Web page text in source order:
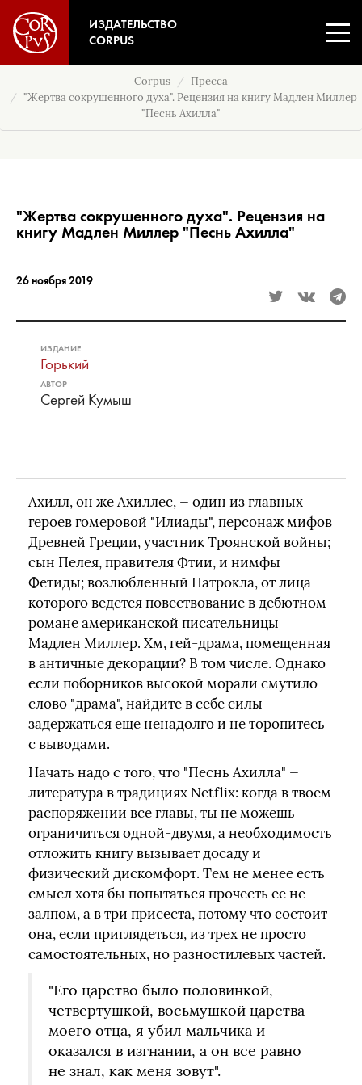
ИЗДАТЕЛЬСТВО
CORPUS
Corpus
Пресса
"Жертва сокрушенного духа". Рецензия на книгу Мадлен Миллер
"Песнь Ахилла"
"Жертва сокрушенного духа". Рецензия на
книгу Мадлен Миллер "Песнь Ахилла"
26 ноября 2019
ИЗДАНИЕ
Горький
АВТОР
Сергей Кумыш
Ахилл, он же Ахиллес, — один из главных
героев гомеровой "Илиады", персонаж мифов
Древней Греции, участник Троянской войны;
сын Пелея, правителя Фтии, и нимфы
Фетиды; возлюбленный Патрокла, от лица
которого ведется повествование в дебютном
романе американской писательницы
Мадлен Миллер. Хм, гей-драма, помещенная
в античные декорации? В том числе. Однако
если поборников высокой морали смутило
слово "драма", найдите в себе силы
задержаться еще ненадолго и не торопитесь
с выводами.
Начать надо с того, что "Песнь Ахилла" —
литература в традициях Netflix: когда в твоем
распоряжении все главы, ты не можешь
ограничиться одной-двумя, а необходимость
отложить книгу вызывает досаду и
физический дискомфорт. Тем не менее есть
смысл хотя бы попытаться прочесть ее не
залпом, а в три присеста, потому что состоит
она, если приглядеться, из трех не просто
самостоятельных, но разностилевых частей.
"Его царство было половинкой,
четвертушкой, восьмушкой царства
моего отца, я убил мальчика и
оказался в изгнании, а он все равно
не знал, как меня зовут".